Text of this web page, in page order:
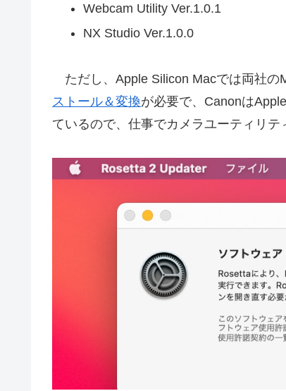
Webcam Utility Ver.1.0.1
NX Studio Ver.1.0.0
ただし、Apple Silicon Macでは両社の
ストール＆変換が必要で、Canonは
ているので、仕事でカメラユーティリテ